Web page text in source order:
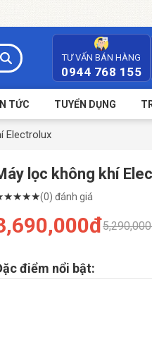
TƯ VẤN BÁN HÀNG
0944 768 155
TỨC TUYỂN DỤNG
Electrolux
lọc không khí
★★★★(0) đánh giá
điểm nổi bật: